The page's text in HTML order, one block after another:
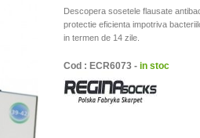
Descopera sosetele flausate
protectie eficienta impotriva
in termen de 14 zile.
Cod : ECR6073 - in stoc